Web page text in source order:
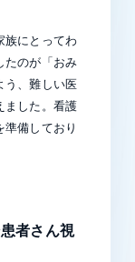
族にとってわ
たのが「おみ
う、難しい医
ました。看護
備しており
者さん視